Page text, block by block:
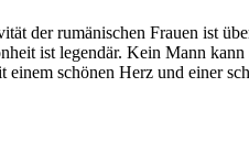
der rumänischen Frauen ist
ist legendär. Kein Mann
schönen Herz und einer